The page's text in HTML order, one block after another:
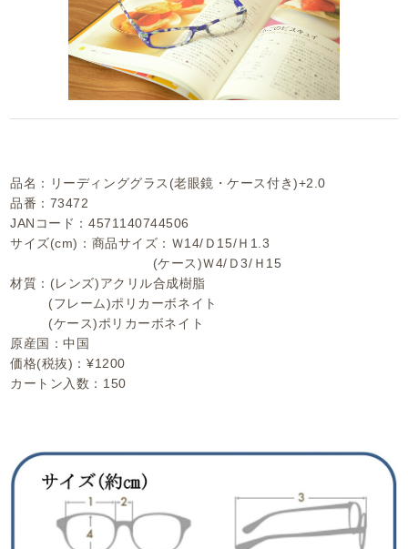
品名：リーディンググラス(老眼鏡・ケース付き)+2.0
品番：73472
JANコード：4571140744506
サイズ(cm)：商品サイズ：Ｗ14/Ｄ15/Ｈ1.3
(ケース)Ｗ4/Ｄ3/Ｈ15
材質：(レンズ)アクリル合成樹脂
(フレーム)ポリカーボネイト
(ケース)ポリカーボネイト
原産国：中国
価格(税抜)：¥1200
カートン入数：150